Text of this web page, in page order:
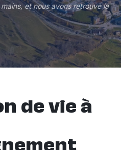
et nous avons retrouve la
de vie à